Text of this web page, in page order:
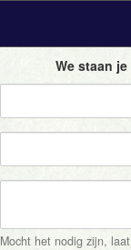
We staan
Mocht het nodig zijn,